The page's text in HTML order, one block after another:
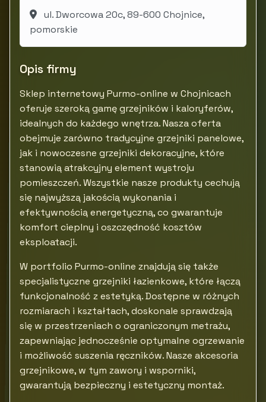
ul. Dworcowa 20c, 89-600 Chojnice,
pomorskie
Opis firmy
Sklep internetowy Purmo-online w Chojnicach
oferuje szeroką gamę grzejników i kaloryferów,
idealnych do każdego wnętrza. Nasza oferta
obejmuje zarówno tradycyjne grzejniki panelowe,
jak i nowoczesne grzejniki dekoracyjne, które
stanowią atrakcyjny element wystroju
pomieszczeń. Wszystkie nasze produkty cechują
się najwyższą jakością wykonania i
efektywnością energetyczną, co gwarantuje
komfort cieplny i oszczędność kosztów
eksploatacji.
W portfolio Purmo-online znajdują się także
specjalistyczne grzejniki łazienkowe, które łączą
funkcjonalność z estetyką. Dostępne w różnych
rozmiarach i kształtach, doskonale sprawdzają
się w przestrzeniach o ograniczonym metrażu,
zapewniając jednocześnie optymalne ogrzewanie
i możliwość suszenia ręczników. Nasze akcesoria
grzejnikowe, w tym zawory i wsporniki,
gwarantują bezpieczny i estetyczny montaż.